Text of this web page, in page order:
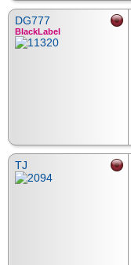
DG777
BlackLabel
TJ